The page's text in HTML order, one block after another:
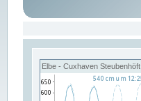
Elbe - Cuxhaven Steubenhöft